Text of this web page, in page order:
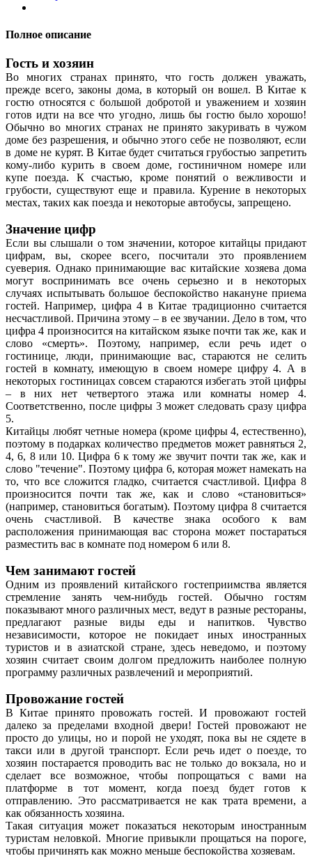
Полное описание
Гость и хозяин
Во многих странах принято, что гость должен уважать,
прежде всего, законы дома, в который он вошел. В Китае к
гостю относятся с большой добротой и уважением и хозяин
готов идти на все что угодно, лишь бы гостю было хорошо!
Обычно во многих странах не принято закуривать в чужом
доме без разрешения, и обычно этого себе не позволяют, если
в доме не курят. В Китае будет считаться грубостью запретить
кому-либо курить в своем доме, гостиничном номере или
купе поезда. К счастью, кроме понятий о вежливости и
грубости, существуют еще и правила. Курение в некоторых
местах, таких как поезда и некоторые автобусы, запрещено.
Значение цифр
Если вы слышали о том значении, которое китайцы придают
цифрам, вы, скорее всего, посчитали это проявлением
суеверия. Однако принимающие вас китайские хозяева дома
могут воспринимать все очень серьезно и в некоторых
случаях испытывать большое беспокойство накануне приема
гостей. Например, цифра 4 в Китае традиционно считается
несчастливой. Причина этому – в ее звучании. Дело в том, что
цифра 4 произносится на китайском языке почти так же, как и
слово «смерть». Поэтому, например, если речь идет о
гостинице, люди, принимающие вас, стараются не селить
гостей в комнату, имеющую в своем номере цифру 4. А в
некоторых гостиницах совсем стараются избегать этой цифры
– в них нет четвертого этажа или комнаты номер 4.
Соответственно, после цифры 3 может следовать сразу цифра
5.
Китайцы любят четные номера (кроме цифры 4, естественно),
поэтому в подарках количество предметов может равняться 2,
4, 6, 8 или 10. Цифра 6 к тому же звучит почти так же, как и
слово "течение". Поэтому цифра 6, которая может намекать на
то, что все сложится гладко, считается счастливой. Цифра 8
произносится почти так же, как и слово «становиться»
(например, становиться богатым). Поэтому цифра 8 считается
очень счастливой. В качестве знака особого к вам
расположения принимающая вас сторона может постараться
разместить вас в комнате под номером 6 или 8.
Чем занимают гостей
Одним из проявлений китайского гостеприимства является
стремление занять чем-нибудь гостей. Обычно гостям
показывают много различных мест, ведут в разные рестораны,
предлагают разные виды еды и напитков. Чувство
независимости, которое не покидает иных иностранных
туристов и в азиатской стране, здесь неведомо, и поэтому
хозяин считает своим долгом предложить наиболее полную
программу различных развлечений и мероприятий.
Провожание гостей
В Китае принято провожать гостей. И провожают гостей
далеко за пределами входной двери! Гостей провожают не
просто до улицы, но и порой не уходят, пока вы не сядете в
такси или в другой транспорт. Если речь идет о поезде, то
хозяин постарается проводить вас не только до вокзала, но и
сделает все возможное, чтобы попрощаться с вами на
платформе в тот момент, когда поезд будет готов к
отправлению. Это рассматривается не как трата времени, а
как обязанность хозяина.
Такая ситуация может показаться некоторым иностранным
туристам неловкой. Многие привыкли прощаться на пороге,
чтобы причинять как можно меньше беспокойства хозяевам.